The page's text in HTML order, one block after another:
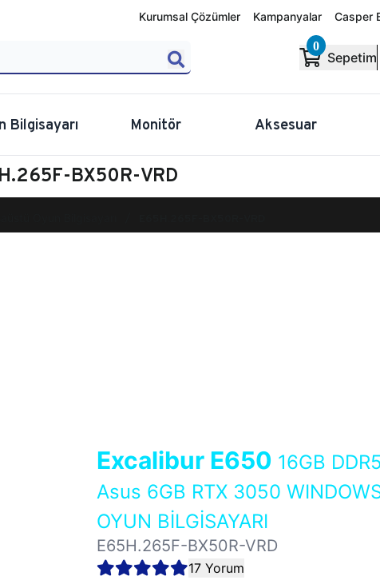
Kurumsal Çözümler Kampanyalar Casper
0
Sepetim
Bilgisayarı Monitör Aksesuar
BX50R-VRD
Excalibur E650 16GB
Asus 6GB RTX 3050
OYUN BİLGİSAYARI
E65H.265F-BX50R-VRD
17 Yorum